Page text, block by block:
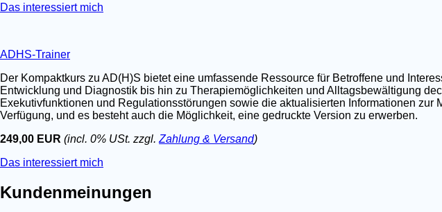
Das interessiert mich
ADHS-Trainer
Der Kompaktkurs zu AD(H)S bietet eine umfassende Ressource für Betroffene und
Entwicklung und Diagnostik bis hin zu Therapiemöglichkeiten und Alltagsbewältigung
Exekutivfunktionen und Regulationsstörungen sowie die aktualisierten Informationen
Verfügung, und es besteht auch die Möglichkeit, eine gedruckte Version zu erwerben.
249,00 EUR (incl. 0% USt. zzgl. Zahlung & Versand)
Das interessiert mich
Kundenmeinungen